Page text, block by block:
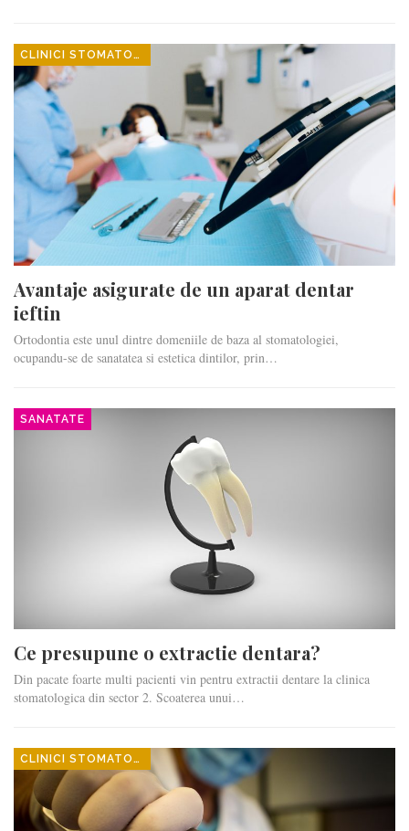
CLINICI STOMATOLOGICE
Avantaje asigurate de un aparat dentar
ieftin
Ortodontia este unul dintre domeniile de baza al stomatologiei,
ocupandu-se de sanatatea si estetica dintilor, prin…
SANATATE
Ce presupune o extractie dentara?
Din pacate foarte multi pacienti vin pentru extractii dentare la clinica
stomatologica din sector 2. Scoaterea unui…
CLINICI STOMATOLOGICE